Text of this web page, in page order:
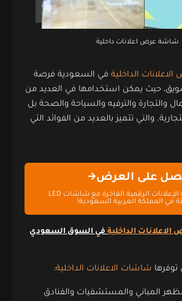
شاشة عرض اعلانات داخلية
الداخلية في السعودية فرصة
حيث يمكن استخدامها في العديد من
والتجارة والترفيه والسياحة والصحة بل
والتي تتميز بالعديد من الفوائد التي
على العرض
استمتع بتجربة الإعلانات الرقمية الفاخرة مع شاشات LED
في المملكة العربية السعودية!
الداخلية في السوق السعودي
توفرها شاشات الاعلانات الداخلية:
المباني والمستشفيات والفنادق